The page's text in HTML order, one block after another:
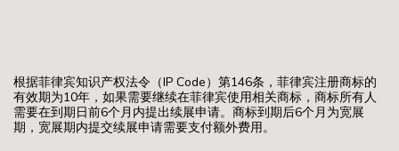
根据菲律宾知识产权法令（IP Code）第146条，菲律宾注册商标的
有效期为10年，如果需要继续在菲律宾使用相关商标，商标所有人
需要在到期日前6个月内提出续展申请。商标到期后6个月为宽展
期，宽展期内提交续展申请需要支付额外费用。